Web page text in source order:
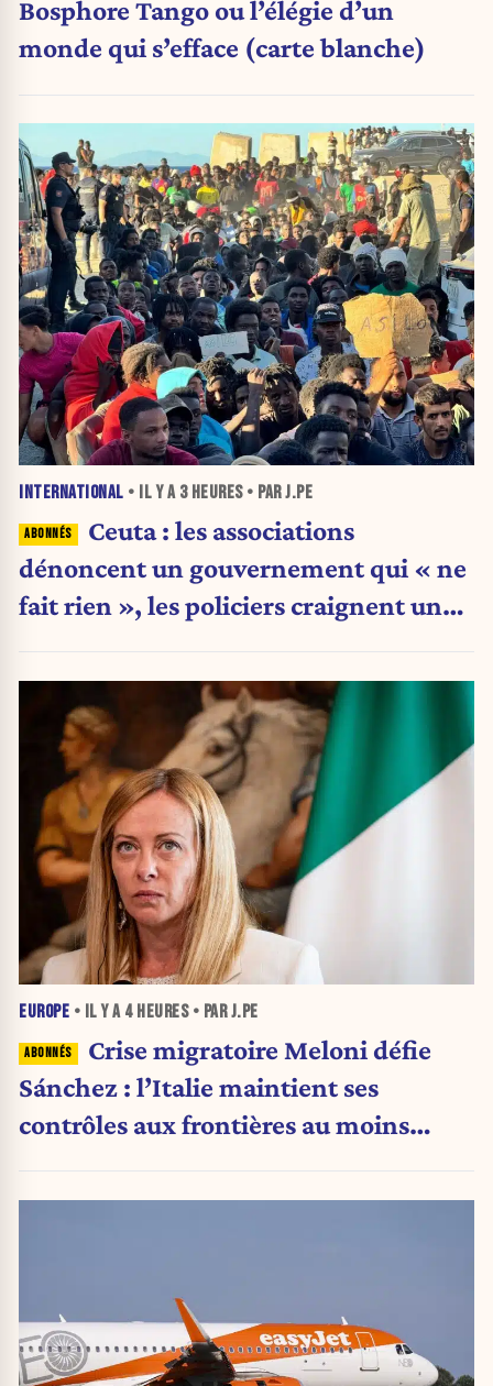
Bosphore Tango ou l’élégie d’un
monde qui s’efface (carte blanche)
INTERNATIONAL • IL Y A 3 HEURES• PAR J.PE
Ceuta : les associations
dénoncent un gouvernement qui « ne
fait rien », les policiers craignent une
EUROPE • IL Y A 4 HEURES• PAR J.PE
Crise migratoire Meloni défie
Sánchez : l’Italie maintient ses
contrôles aux frontières au moins